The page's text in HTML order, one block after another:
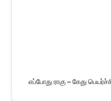
எப்போது ராகு – கேது